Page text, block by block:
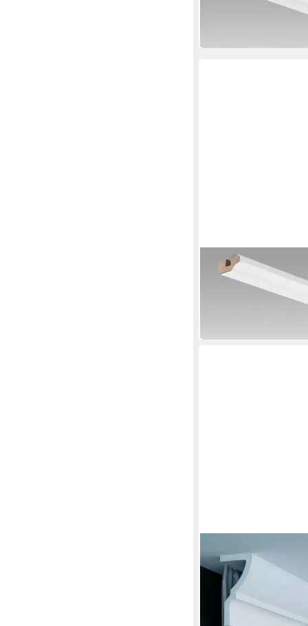
MEISTER
Deckenleiste
Uni weiß glänzend
Stuckleiste
2000 mm, Weiß,
40,85 €
(20,43 €/ 1 m)
in 3-4 Werktagen bei dir